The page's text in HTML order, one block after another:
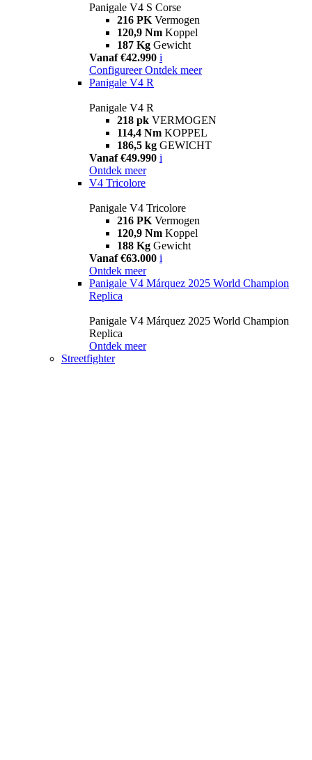
Panigale V4 S Corse
216 PK Vermogen
120,9 Nm Koppel
187 Kg Gewicht
Vanaf €42.990 i
Configureer Ontdek meer
Panigale V4 R
Panigale V4 R
218 pk VERMOGEN
114,4 Nm KOPPEL
186,5 kg GEWICHT
Vanaf €49.990 i
Ontdek meer
V4 Tricolore
Panigale V4 Tricolore
216 PK Vermogen
120,9 Nm Koppel
188 Kg Gewicht
Vanaf €63.000 i
Ontdek meer
Panigale V4 Márquez 2025 World Champion
Replica
Panigale V4 Márquez 2025 World Champion
Replica
Ontdek meer
Streetfighter